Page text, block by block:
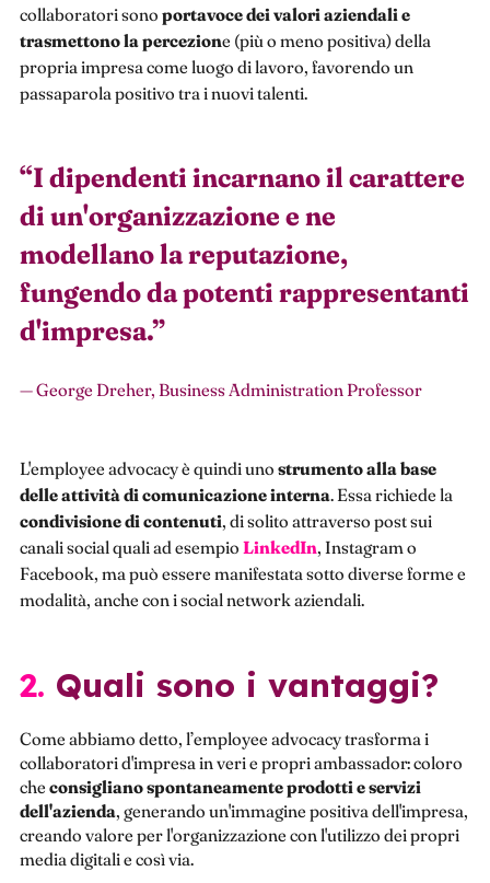
collaboratori sono portavoce dei valori aziendali e
trasmettono la percezione (più o meno positiva) della
propria impresa come luogo di lavoro, favorendo un
passaparola positivo tra i nuovi talenti.
“I dipendenti incarnano il carattere
di un'organizzazione e ne
modellano la reputazione,
fungendo da potenti rappresentanti
d'impresa.”
— George Dreher, Business Administration Professor
L'employee advocacy è quindi uno strumento alla base
delle attività di comunicazione interna. Essa richiede la
condivisione di contenuti, di solito attraverso post sui
canali social quali ad esempio LinkedIn, Instagram o
Facebook, ma può essere manifestata sotto diverse forme e
modalità, anche con i social network aziendali.
2. Quali sono i vantaggi?
Come abbiamo detto, l’employee advocacy trasforma i
collaboratori d'impresa in veri e propri ambassador: coloro
che consigliano spontaneamente prodotti e servizi
dell'azienda, generando un'immagine positiva dell'impresa,
creando valore per l'organizzazione con l'utilizzo dei propri
media digitali e così via.